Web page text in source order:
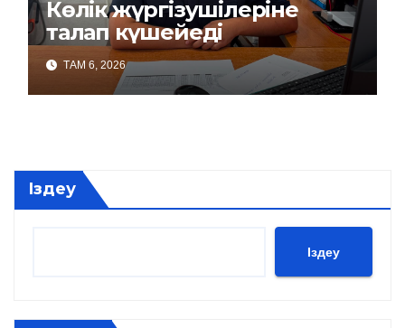
Көлік жүргізушілеріне
талап күшейеді
ТАМ 6, 2026
Іздеу
Іздеу